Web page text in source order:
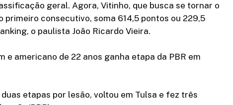
geral. Agora, Vitinho, que busca se tornar o
consecutivo, soma 614,5 pontos ou 229,5
o paulista João Ricardo Vieira.
e americano de 22 anos ganha etapa da PBR em
etapas por lesão, voltou em Tulsa e fez três